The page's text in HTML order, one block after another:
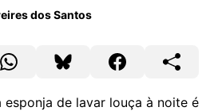
dos Santos
esponja de lavar louça à noite é